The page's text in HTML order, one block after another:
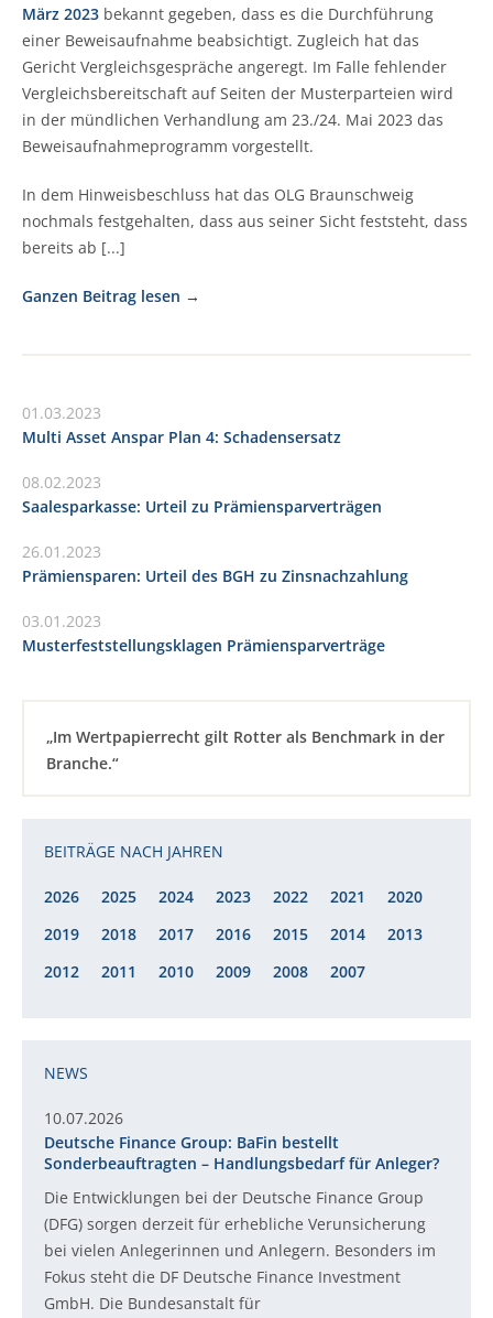
März 2023 bekannt gegeben, dass es die Durchführung
einer Beweisaufnahme beabsichtigt. Zugleich hat das
Gericht Vergleichsgespräche angeregt. Im Falle fehlender
Vergleichsbereitschaft auf Seiten der Musterparteien wird
in der mündlichen Verhandlung am 23./24. Mai 2023 das
Beweisaufnahmeprogramm vorgestellt.
In dem Hinweisbeschluss hat das OLG Braunschweig
nochmals festgehalten, dass aus seiner Sicht feststeht, dass
bereits ab [...]
Ganzen Beitrag lesen
01.03.2023
Multi Asset Anspar Plan 4: Schadensersatz
08.02.2023
Saalesparkasse: Urteil zu Prämiensparverträgen
26.01.2023
Prämiensparen: Urteil des BGH zu Zinsnachzahlung
03.01.2023
Musterfeststellungsklagen Prämiensparverträge
„Im Wertpapierrecht gilt Rotter als Benchmark in der
Branche.“
BEITRÄGE NACH JAHREN
2026 2025 2024 2023 2022 2021
2020
2019
2018 2017 2016 2015 2014
2013
2012
2011 2010 2009 2008 2007
NEWS
10.07.2026
Deutsche Finance Group: BaFin bestellt
Sonderbeauftragten – Handlungsbedarf für Anleger?
Die Entwicklungen bei der Deutsche Finance Group
(DFG) sorgen derzeit für erhebliche Verunsicherung
bei vielen Anlegerinnen und Anlegern. Besonders im
Fokus steht die DF Deutsche Finance Investment
GmbH. Die Bundesanstalt für